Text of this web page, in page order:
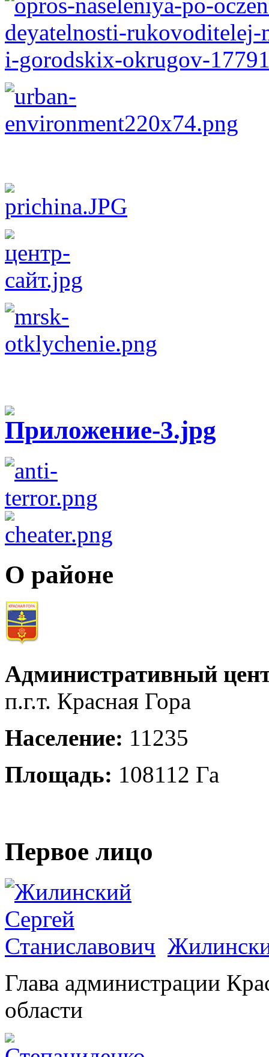
О районе
Административный
п.г.т. Красная Гора
Население: 11235
Площадь: 108112 Га
Первое лицо
Глава администрации
области